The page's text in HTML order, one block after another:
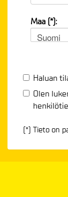
Maa (*):
Suomi
Haluan
Olen
(*) Tieto on